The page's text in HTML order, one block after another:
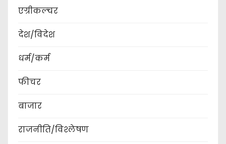
एग्रीकल्चर
देश/विदेश
धर्म/कर्म
फीचर
बाजार
राजनीति/विश्लेषण